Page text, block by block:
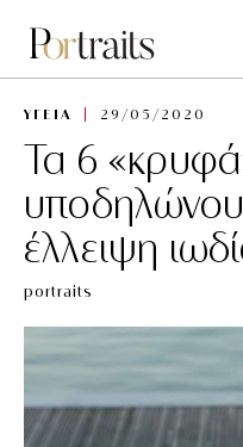
ΥΓΕΙΑ 29/05/2020
Τα 6
έλλειψη
portraits